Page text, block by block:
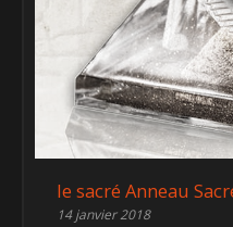
le sacré Anneau
14 janvier 2018